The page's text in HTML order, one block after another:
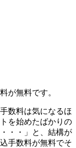
が無料です。
数料は気になるほ
を始めたばかりの
・・」と、結構が
手数料が無料でそ